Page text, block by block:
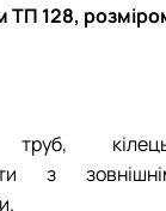
ТП 128,
труб,
з